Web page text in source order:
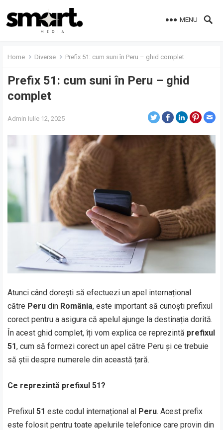
MENU
Home Diverse Prefix 51: cum suni în Peru – ghid complet
Prefix 51: cum suni în Peru – ghid
complet
Admin Iulie 12, 2025
Atunci când dorești să efectuezi un apel internațional
către Peru din România, este important să cunoști prefixul
corect pentru a asigura că apelul ajunge la destinația dorită.
În acest ghid complet, îți vom explica ce reprezintă prefixul
51, cum să formezi corect un apel către Peru și ce trebuie
să știi despre numerele din această țară.
Ce reprezintă prefixul 51?
Prefixul51 este codul internațional al Peru. Acest prefix
este folosit pentru toate apelurile telefonice care provin din